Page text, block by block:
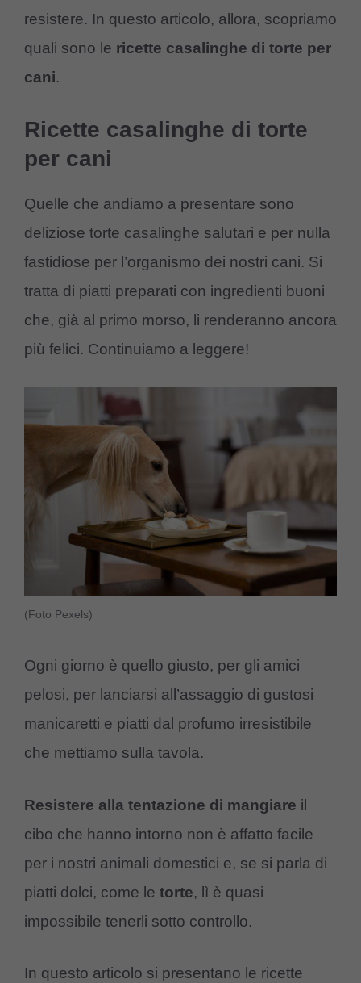
resistere. In questo articolo, allora, scopriamo
quali sono le ricette casalinghe di torte per
cani.
Ricette casalinghe di torte
per cani
Quelle che andiamo a presentare sono
deliziose torte casalinghe salutari e per nulla
fastidiose per l’organismo dei nostri cani. Si
tratta di piatti preparati con ingredienti buoni
che, già al primo morso, li renderanno ancora
più felici. Continuiamo a leggere!
(Foto Pexels)
Ogni giorno è quello giusto, per gli amici
pelosi, per lanciarsi all’assaggio di gustosi
manicaretti e piatti dal profumo irresistibile
che mettiamo sulla tavola.
Resistere alla tentazione di mangiare il
cibo che hanno intorno non è affatto facile
per i nostri animali domestici e, se si parla di
piatti dolci, come le torte, lì è quasi
impossibile tenerli sotto controllo.
In questo articolo si presentano le ricette